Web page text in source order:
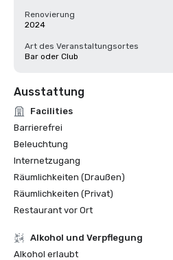
Renovierung
2024
Art des Veranstaltungsortes
Bar oder Club
Ausstattung
Facilities
Barrierefrei
Beleuchtung
Internetzugang
Räumlichkeiten (Draußen)
Räumlichkeiten (Privat)
Restaurant vor Ort
‪Alkohol‬ und Verpflegung
‪Alkohol‬ erlaubt